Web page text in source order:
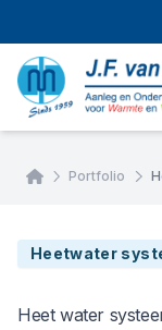
HomePortfolio
Heetwater
Heet water